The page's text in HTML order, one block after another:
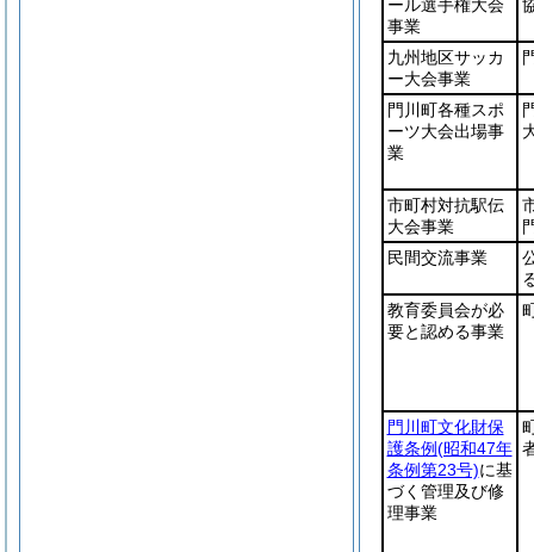
ール選手権大会
事業
九州地区サッカ
ー大会事業
門川町各種スポ
ーツ大会出場事
業
市町村対抗駅伝
大会事業
民間交流事業
教育委員会が必
要と認める事業
門川町文化財保
護条例(昭和47年
条例第23号)に基
づく管理及び修
理事業